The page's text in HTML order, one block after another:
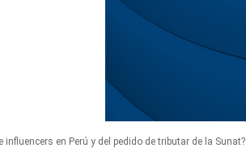
influencers en Perú y del pedido de tributar de la Sunat?